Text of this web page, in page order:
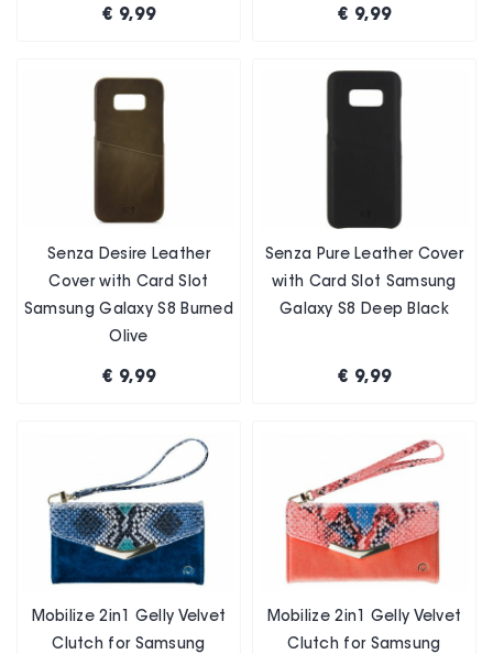
€ 9,99 € 9,99
Senza Desire Leather
Cover with Card Slot
Samsung Galaxy S8 Burned
Olive
€ 9,99
Senza Pure Leather Cover
with Card Slot Samsung
Galaxy S8 Deep Black
€ 9,99
Mobilize 2in1 Gelly Velvet
Clutch for Samsung
Mobilize 2in1 Gelly Velvet
Clutch for Samsung